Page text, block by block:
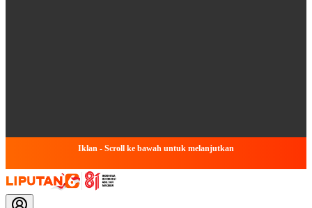
Iklan - Scroll ke bawah untuk melanjutkan